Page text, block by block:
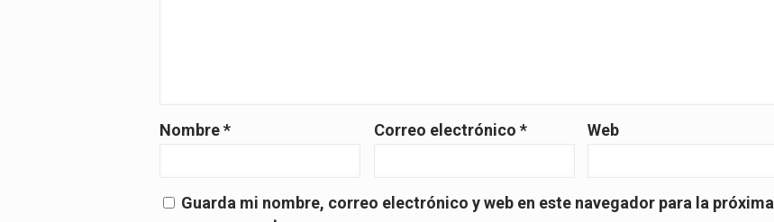
Nombre* Correo electrónico * Web
Guarda mi nombre, correo electrónico y web en este navegador para la próxima